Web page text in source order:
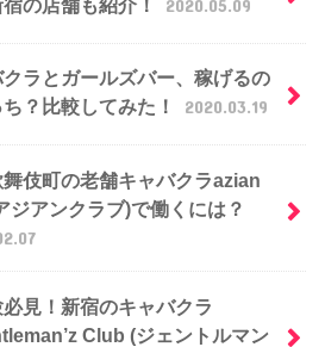
の店舗も紹介！
2020.05.09
ラとガールズバー、稼げるの
？比較してみた！
2020.03.19
舞伎町の老舗キャバクラazian
ジアンクラブ)で働くには？
見！新宿のキャバクラ
Club (ジェントルマン